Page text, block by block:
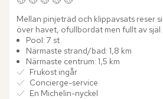
Mellan pinjeträd och klippavsats reser
över havet, ofullbordat men fullt av
Thermal Spa blickar ut över
Pool: 7 st
Närmaste strand/bad: 1,8 km
Närmaste centrum: 1,5 km
Frukost ingår
Concierge-service
En Michelin-nyckel